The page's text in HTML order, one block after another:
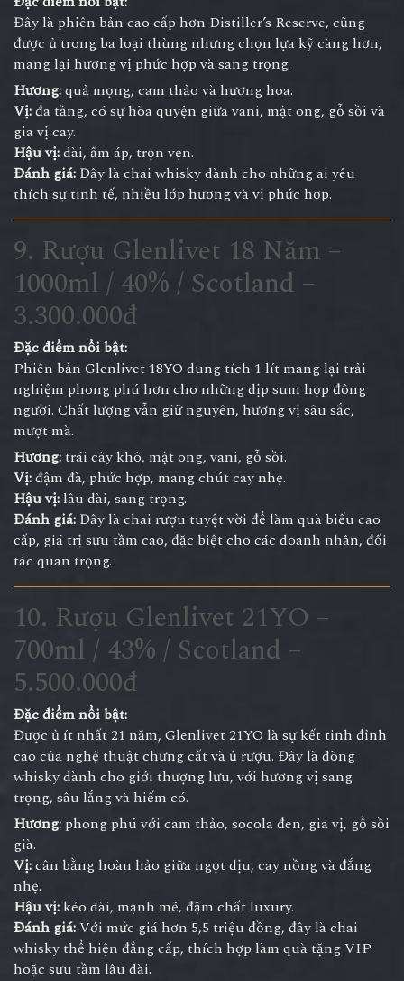
Đây là phiên bản cao cấp hơn Distiller’s Reserve, cũng
được ủ trong ba loại thùng nhưng chọn lựa kỹ càng hơn,
mang lại hương vị phức hợp và sang trọng.
Hương:quả mọng, cam thảo và hương hoa.
Vị:đa tầng, có sự hòa quyện giữa vani, mật ong, gỗ sồi và
gia vị cay.
Hậu vị:dài, ấm áp, trọn vẹn.
Đánh giá: Đây là chai whisky dành cho những ai yêu
thích sự tinh tế, nhiều lớp hương và vị phức hợp.
9. Rượu Glenlivet 18 Năm –
1000ml / 40% / Scotland –
3.300.000đ
Đặc điểm nổi bật:
Phiên bản Glenlivet 18YO dung tích 1 lít mang lại trải
nghiệm phong phú hơn cho những dịp sum họp đông
người. Chất lượng vẫn giữ nguyên, hương vị sâu sắc,
mượt mà.
Hương:trái cây khô, mật ong, vani, gỗ sồi.
Vị:đậm đà, phức hợp, mang chút cay nhẹ.
Hậu vị: lâu dài, sang trọng.
Đánh giá: Đây là chai rượu tuyệt vời để làm quà biếu cao
cấp, giá trị sưu tầm cao, đặc biệt cho các doanh nhân, đối
tác quan trọng.
10. Rượu Glenlivet 21YO –
700ml / 43% / Scotland –
5.500.000đ
Đặc điểm nổi bật:
Được ủ ít nhất 21 năm, Glenlivet 21YO là sự kết tinh đỉnh
cao của nghệ thuật chưng cất và ủ rượu. Đây là dòng
whisky dành cho giới thượng lưu, với hương vị sang
trọng, sâu lắng và hiếm có.
Hương: phong phú với cam thảo, socola đen, gia vị, gỗ sồi
già.
Vị:cân bằng hoàn hảo giữa ngọt dịu, cay nồng và đắng
nhẹ.
Hậu vị: kéo dài, mạnh mẽ, đậm chất luxury.
Đánh giá:Với mức giá hơn 5,5 triệu đồng, đây là chai
whisky thể hiện đẳng cấp, thích hợp làm quà tặng VIP
hoặc sưu tầm lâu dài.